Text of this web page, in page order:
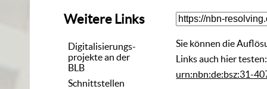
Weitere Links
Digitalisierungs-
projekte an der
BLB
Schnittstellen
Sie können die
Links auch hier testen:
urn:nbn:de:bsz:31-